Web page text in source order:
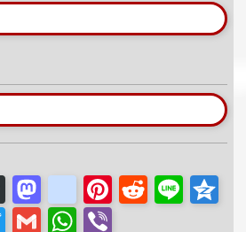
Di
as
M
as
vi
a
Pi
nt
R
e
Li
n
T G W Vi